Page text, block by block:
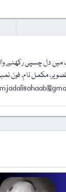
دل چسپی رکھنے
تصویر، مکمل نام،